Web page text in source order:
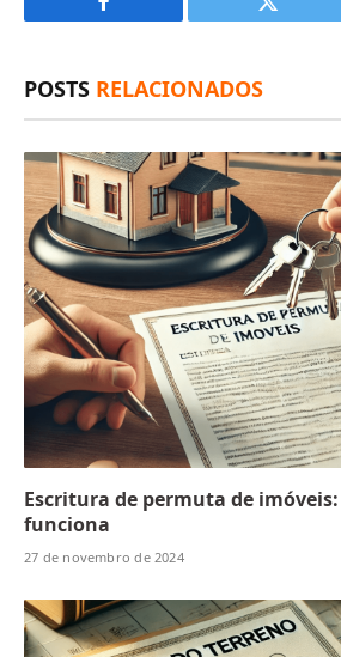
Facebook
X
POSTS RELACIONADOS
Escritura de permuta de
funciona
27 de novembro de 2024